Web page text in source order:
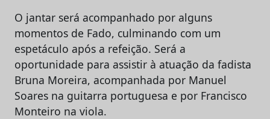
O jantar será acompanhado por alguns
momentos de Fado, culminando com um
espetáculo após a refeição. Será a
oportunidade para assistir à atuação da fadista
Bruna Moreira, acompanhada por Manuel
Soares na guitarra portuguesa e por Francisco
Monteiro na viola.